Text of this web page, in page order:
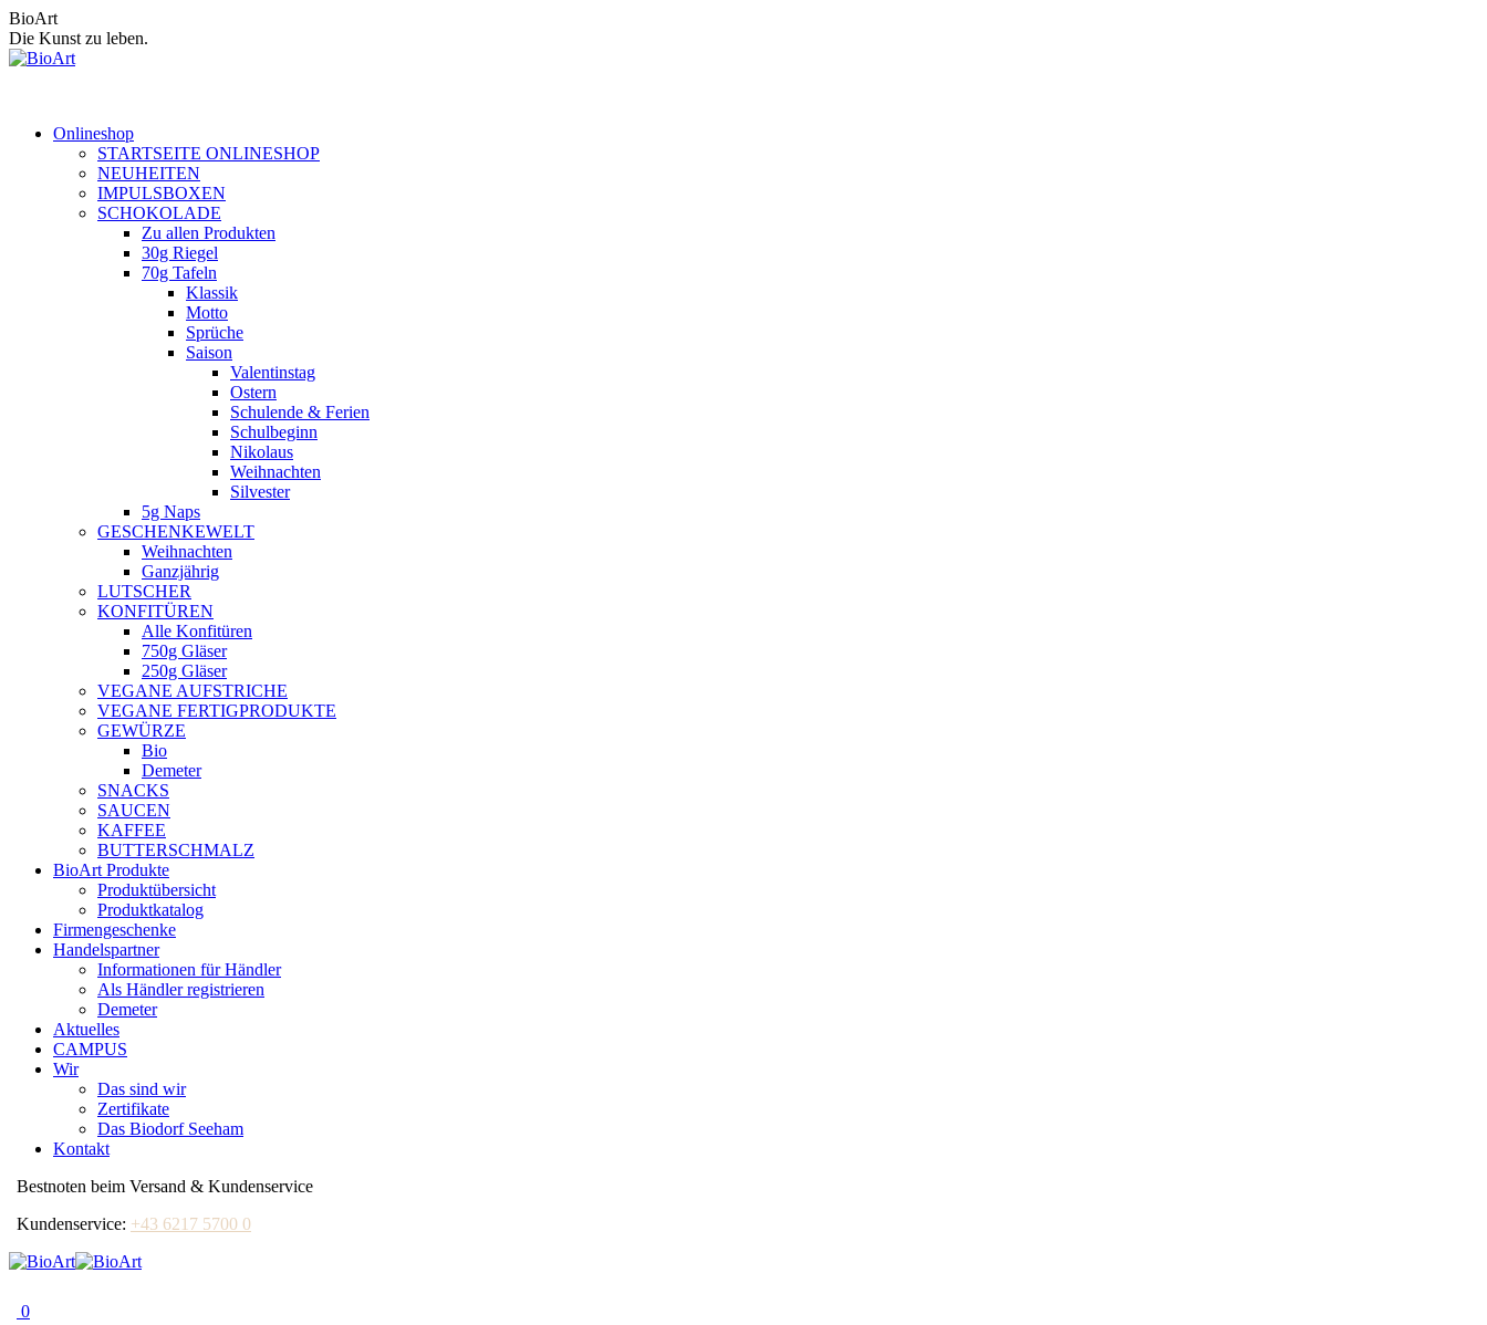
Zum
Inhalt
springen
BioArt
Die Kunst zu leben.
Onlineshop
STARTSEITE ONLINESHOP
NEUHEITEN
IMPULSBOXEN
SCHOKOLADE
Zu allen Produkten
30g Riegel
70g Tafeln
Klassik
Motto
Sprüche
Saison
Valentinstag
Ostern
Schulende & Ferien
Schulbeginn
Nikolaus
Weihnachten
Silvester
5g Naps
GESCHENKEWELT
Weihnachten
Ganzjährig
LUTSCHER
KONFITÜREN
Alle Konfitüren
750g Gläser
250g Gläser
VEGANE AUFSTRICHE
VEGANE FERTIGPRODUKTE
GEWÜRZE
Bio
Demeter
SNACKS
SAUCEN
KAFFEE
BUTTERSCHMALZ
BioArt Produkte
Produktübersicht
Produktkatalog
Firmengeschenke
Handelspartner
Informationen für Händler
Als Händler registrieren
Demeter
Aktuelles
CAMPUS
Wir
Das sind wir
Zertifikate
Das Biodorf Seeham
Kontakt
Bestnoten beim Versand & Kundenservice
Kundenservice: +43 6217 5700 0
0